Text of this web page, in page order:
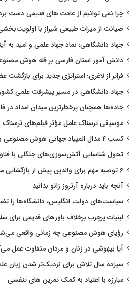
چرا نمی توانیم از عادت های قدیمی دست
صیانت از میراث طبیعی شیراز با
جهاد دانشگاهی؛ نماد جهاد علمی و امید به
دانش آموز استان فارسی بر قله هوش
فراتر از لاغری؛ استراتژی جدید برای بازگشت
جهاد دانشگاهی در مسیر پیشرفت علمی
جاده‌ها همچنان پرخطرترین میدان امداد در
موسیقی ترسناک عامل مؤثر فیلم‌های ترسناک
کسب ۴ مدال المپیاد جهانی هوش مصنوعی برای ایران
تحول شناسایی آتش‌سوزی‌های جنگلی با
۶ توصیه مهم برای والدین پیش از بازگشایی مدارس
آنچه باید درباره آرتروز زانو بدانید
سیاست‌های دولت انگلیس، دانشگاه‌ها را
لبنیات پرچرب برخلاف باورهای قدیمی
رؤیای هوش مصنوعی چه زمانی واقعی
آیا بیهوشی در زنان و مردان متفاوت عمل
سیزده سال تلاش برای نزدیک‌تر شدن زبان
مبارزه با اعتیاد به کمک تمرین های تنفسی